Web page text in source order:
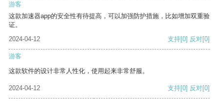
游客
这款加速器app的安全性有待提高，可以加强防护措施，比如增加双重验
证。
2024-04-12
支持[0] 反对[0]
游客
这款软件的设计非常人性化，使用起来非常舒服。
2024-04-12 支持[0] 反对[0]